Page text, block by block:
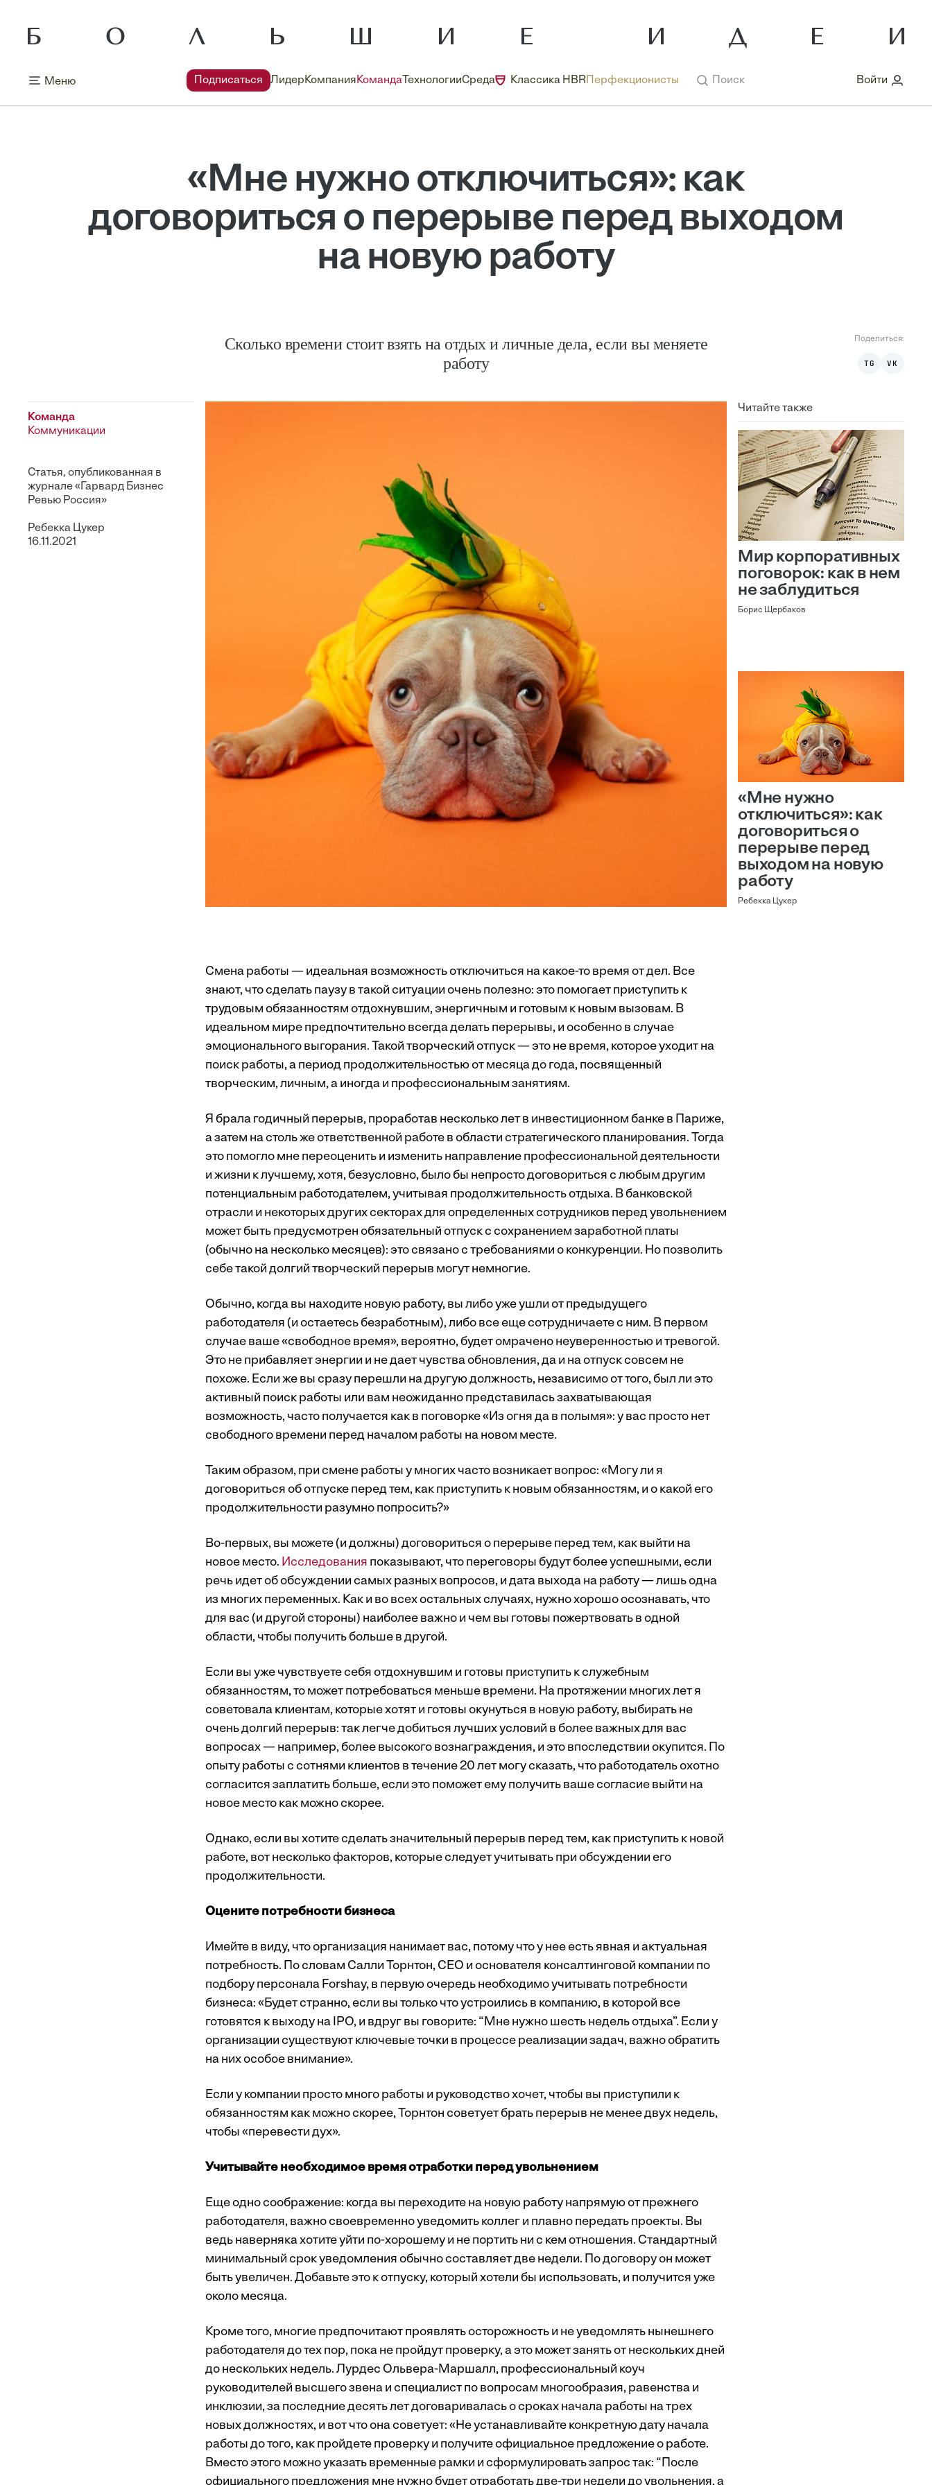
Меню Подписаться ЛидерКомпанияКоманда ТехнологииСреда Классика HBR Перфекционисты Поиск Войти
«Мне нужно отключиться»: как
договориться о перерыве перед выходом
на новую работу
Сколько времени стоит взять на отдых и личные дела, если вы меняете
работу
Поделиться:
TG VK
Команда
Коммуникации
Статья, опубликованная в
журнале «Гарвард Бизнес
Ревью Россия»
Ребекка Цукер
16.11.2021
Читайте также
Мир корпоративных
поговорок: как в нем
не заблудиться
Борис Щербаков
«Мне нужно
отключиться»: как
договориться о
перерыве перед
выходом на новую
работу
Ребекка Цукер
Смена работы — идеальная возможность отключиться на какое-то время от дел. Все
знают, что сделать паузу в такой ситуации очень полезно: это помогает приступить к
трудовым обязанностям отдохнувшим, энергичным и готовым к новым вызовам. В
идеальном мире предпочтительно всегда делать перерывы, и особенно в случае
эмоционального выгорания. Такой творческий отпуск — это не время, которое уходит на
поиск работы, а период продолжительностью от месяца до года, посвященный
творческим, личным, а иногда и профессиональным занятиям.
Я брала годичный перерыв, проработав несколько лет в инвестиционном банке в Париже,
а затем на столь же ответственной работе в области стратегического планирования. Тогда
это помогло мне переоценить и изменить направление профессиональной деятельности
и жизни к лучшему, хотя, безусловно, было бы непросто договориться с любым другим
потенциальным работодателем, учитывая продолжительность отдыха. В банковской
отрасли и некоторых других секторах для определенных сотрудников перед увольнением
может быть предусмотрен обязательный отпуск с сохранением заработной платы
(обычно на несколько месяцев): это связано с требованиями о конкуренции. Но позволить
себе такой долгий творческий перерыв могут немногие.
Обычно, когда вы находите новую работу, вы либо уже ушли от предыдущего
работодателя (и остаетесь безработным), либо все еще сотрудничаете с ним. В первом
случае ваше «свободное время», вероятно, будет омрачено неуверенностью и тревогой.
Это не прибавляет энергии и не дает чувства обновления, да и на отпуск совсем не
похоже. Если же вы сразу перешли на другую должность, независимо от того, был ли это
активный поиск работы или вам неожиданно представилась захватывающая
возможность, часто получается как в поговорке «Из огня да в полымя»: у вас просто нет
свободного времени перед началом работы на новом месте.
Таким образом, при смене работы у многих часто возникает вопрос: «Могу ли я
договориться об отпуске перед тем, как приступить к новым обязанностям, и о какой его
продолжительности разумно попросить?»
Во-первых, вы можете (и должны) договориться о перерыве перед тем, как выйти на
новое место. Исследования показывают, что переговоры будут более успешными, если
речь идет об обсуждении самых разных вопросов, и дата выхода на работу — лишь одна
из многих переменных. Как и во всех остальных случаях, нужно хорошо осознавать, что
для вас (и другой стороны) наиболее важно и чем вы готовы пожертвовать в одной
области, чтобы получить больше в другой.
Если вы уже чувствуете себя отдохнувшим и готовы приступить к служебным
обязанностям, то может потребоваться меньше времени. На протяжении многих лет я
советовала клиентам, которые хотят и готовы окунуться в новую работу, выбирать не
очень долгий перерыв: так легче добиться лучших условий в более важных для вас
вопросах — например, более высокого вознаграждения, и это впоследствии окупится. По
опыту работы с сотнями клиентов в течение 20 лет могу сказать, что работодатель охотно
согласится заплатить больше, если это поможет ему получить ваше согласие выйти на
новое место как можно скорее.
Однако, если вы хотите сделать значительный перерыв перед тем, как приступить к новой
работе, вот несколько факторов, которые следует учитывать при обсуждении его
продолжительности.
Оцените потребности бизнеса
Имейте в виду, что организация нанимает вас, потому что у нее есть явная и актуальная
потребность. По словам Салли Торнтон, CEO и основателя консалтинговой компании по
подбору персонала Forshay, в первую очередь необходимо учитывать потребности
бизнеса: «Будет странно, если вы только что устроились в компанию, в которой все
готовятся к выходу на IPO, и вдруг вы говорите: “Мне нужно шесть недель отдыха”. Если у
организации существуют ключевые точки в процессе реализации задач, важно обратить
на них особое внимание».
Если у компании просто много работы и руководство хочет, чтобы вы приступили к
обязанностям как можно скорее, Торнтон советует брать перерыв не менее двух недель,
чтобы «перевести дух».
Учитывайте необходимое время отработки перед увольнением
Еще одно соображение: когда вы переходите на новую работу напрямую от прежнего
работодателя, важно своевременно уведомить коллег и плавно передать проекты. Вы
ведь наверняка хотите уйти по-хорошему и не портить ни с кем отношения. Стандартный
минимальный срок уведомления обычно составляет две недели. По договору он может
быть увеличен. Добавьте это к отпуску, который хотели бы использовать, и получится уже
около месяца.
Кроме того, многие предпочитают проявлять осторожность и не уведомлять нынешнего
работодателя до тех пор, пока не пройдут проверку, а это может занять от нескольких дней
до нескольких недель. Лурдес Ольвера-Маршалл, профессиональный коуч
руководителей высшего звена и специалист по вопросам многообразия, равенства и
инклюзии, за последние десять лет договаривалась о сроках начала работы на трех
новых должностях, и вот что она советует: «Не устанавливайте конкретную дату начала
работы до того, как пройдете проверку и получите официальное предложение о работе.
Вместо этого можно указать временные рамки и сформулировать запрос так: “После
официального предложения мне нужно будет отработать две-три недели до увольнения, а